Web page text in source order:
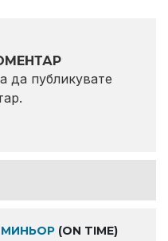
да публикувате
МИНЬОР (ON TIME)